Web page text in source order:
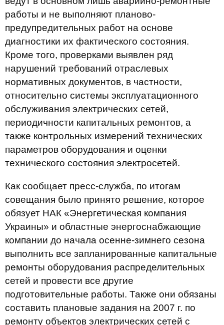
работы и не выполняют планово-
предупредительных работ на основе
диагностики их фактического состояния.
Кроме того, проверками выявлен ряд
нарушений требований отраслевых
нормативных документов, в частности,
относительно системы эксплуатационного
обслуживания электрических сетей,
периодичности капитальных ремонтов, а
также контрольных измерений технических
параметров оборудования и оценки
технического состояния электросетей.
Как сообщает пресс-служба, по итогам
совещания было принято решение, которое
обязует НАК «Энергетическая компания
Украины» и областные энергоснабжающие
компании до начала осенне-зимнего сезона
выполнить все запланированные капитальные
ремонты оборудования распределительных
сетей и провести все другие
подготовительные работы. Также они обязаны
составить плановые задания на 2007 г. по
ремонту объектов электрических сетей с